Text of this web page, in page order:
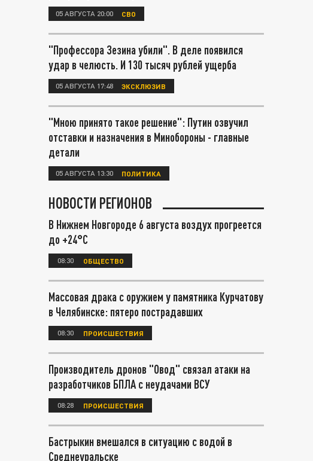
05 АВГУСТА 20:00 СВО
"Профессора Зезина убили". В деле появился
удар в челюсть. И 130 тысяч рублей ущерба
05 АВГУСТА 17:48 ЭКСКЛЮЗИВ
"Мною принято такое решение": Путин озвучил
отставки и назначения в Минобороны - главные
детали
05 АВГУСТА 13:30 ПОЛИТИКА
НОВОСТИ РЕГИОНОВ
В Нижнем Новгороде 6 августа воздух прогреется
до +24°С
08:30 ОБЩЕСТВО
Массовая драка с оружием у памятника Курчатову
в Челябинске: пятеро пострадавших
08:30 ПРОИСШЕСТВИЯ
Производитель дронов "Овод" связал атаки на
разработчиков БПЛА с неудачами ВСУ
08:28 ПРОИСШЕСТВИЯ
Бастрыкин вмешался в ситуацию с водой в
Среднеуральске